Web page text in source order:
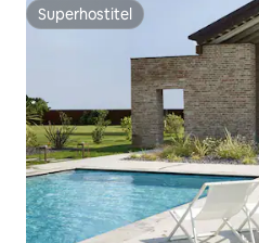
Superhostiteľ
Superhostiteľ